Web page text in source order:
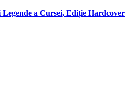
a Cursei, Ediție Hardcover